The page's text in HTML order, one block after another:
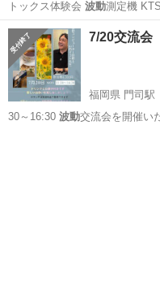
トックス体験会 波動測定機
リング … 路測定やオリジナル
／波動水2ヶ月分 Bコ… 10,000円
東京 豊島区 大塚駅
7/20交流会
福岡県 門司駅
30～16:30 波動